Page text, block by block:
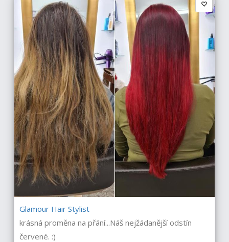
Glamour Hair Stylist
krásná proměna na přání...Náš nejžádanější odstín
červené. :)